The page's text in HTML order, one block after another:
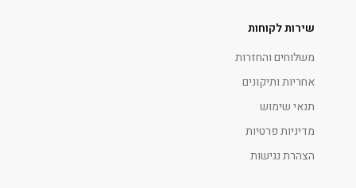
שירות לקוחות
משלוחים והחזרות
אחריות ותיקונים
תנאי שימוש
מדיניות פרטיות
הצהרת נגישות